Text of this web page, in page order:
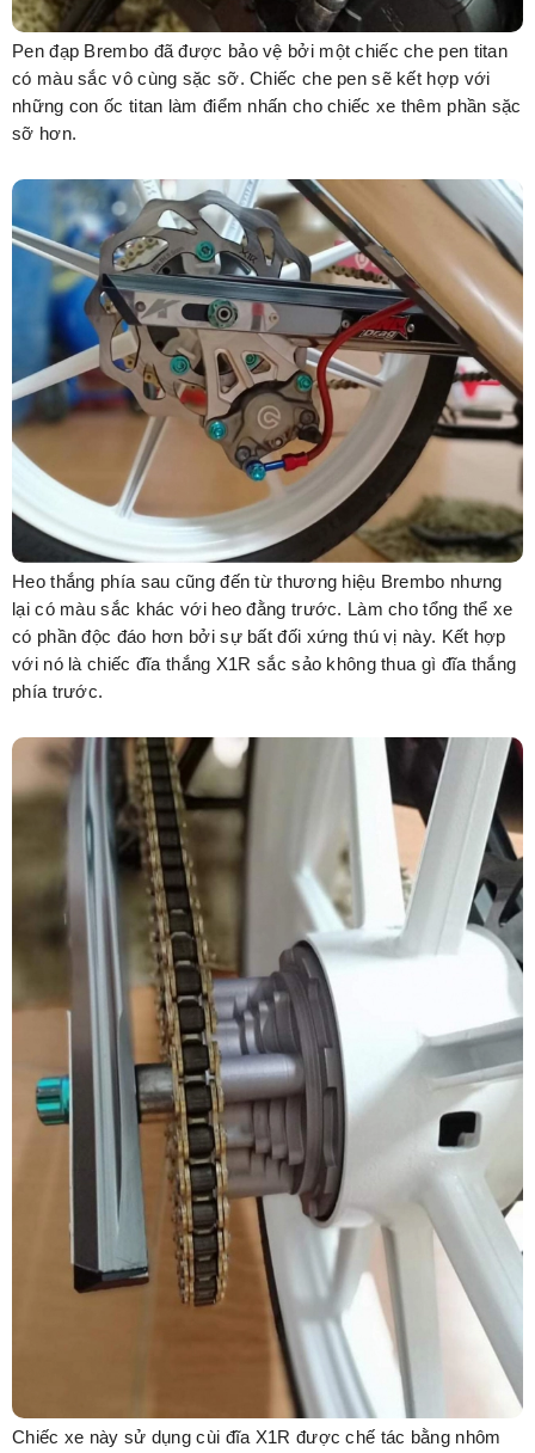
Pen đạp Brembo đã được bảo vệ bởi một chiếc che pen titan
có màu sắc vô cùng sặc sỡ. Chiếc che pen sẽ kết hợp với
những con ốc titan làm điểm nhấn cho chiếc xe thêm phần sặc
sỡ hơn.
Heo thắng phía sau cũng đến từ thương hiệu Brembo nhưng
lại có màu sắc khác với heo đằng trước. Làm cho tổng thể xe
có phần độc đáo hơn bởi sự bất đối xứng thú vị này. Kết hợp
với nó là chiếc đĩa thắng X1R sắc sảo không thua gì đĩa thắng
phía trước.
Chiếc xe này sử dụng cùi đĩa X1R được chế tác bằng nhôm